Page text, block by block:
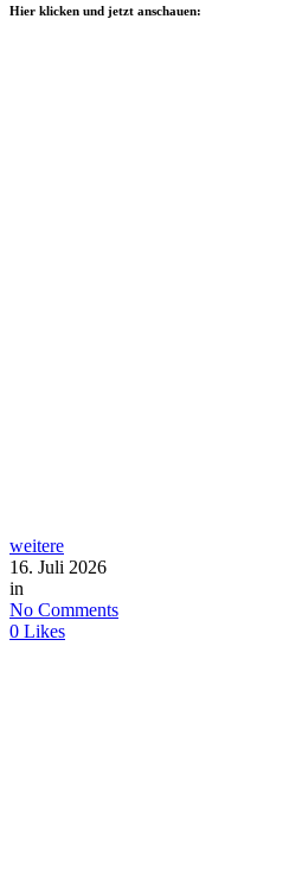
Hier klicken und jetzt anschauen:
weitere
16. Juli 2026
in
No Comments
0 Likes